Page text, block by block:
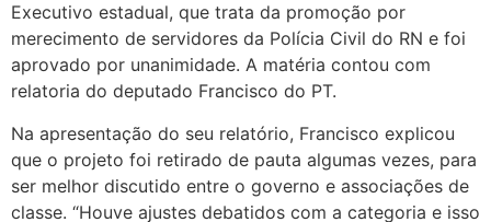
Executivo estadual, que trata da promoção por
merecimento de servidores da Polícia Civil do RN e foi
aprovado por unanimidade. A matéria contou com
relatoria do deputado Francisco do PT.
Na apresentação do seu relatório, Francisco explicou
que o projeto foi retirado de pauta algumas vezes, para
ser melhor discutido entre o governo e associações de
classe. “Houve ajustes debatidos com a categoria e isso